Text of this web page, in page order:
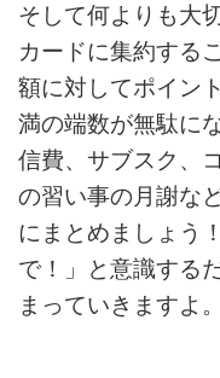
そして何よりも大
カードに集約する
額に対してポイン
満の端数が無駄に
信費、サブスク、
の習い事の月謝な
にまとめましょう
で！」と意識する
まっていきますよ。